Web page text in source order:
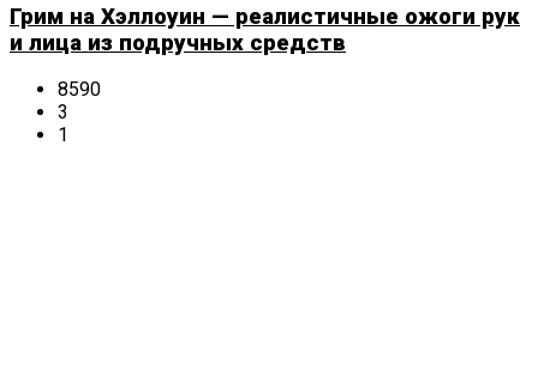
Грим на Хэллоуин — реалистичные ожоги рук
и лица из подручных средств
8590
3
1